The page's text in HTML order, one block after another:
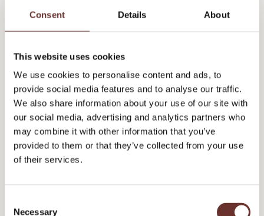
Consent Details About
This website uses cookies
We use cookies to personalise content and ads, to
provide social media features and to analyse our traffic.
We also share information about your use of our site with
our social media, advertising and analytics partners who
may combine it with other information that you’ve
provided to them or that they’ve collected from your use
of their services.
Necessary
til at træffe beslutninger, hvis I en dag skal
reagere hurtigt.
#3: Jeres talspersoner er utrænede
De personer, der skal stå forrest i dialogen med
pressen, er uvante med mediernes præmisser
og mangler træning i at udtale sig. Jeres CEO,
som egentlig helst vil ’leve stille’, skal med fire
timers varsel stå i et den regionale TV2-
stations studie med en offensiv journalist og
nuancering, præcision og pondus, han burde.